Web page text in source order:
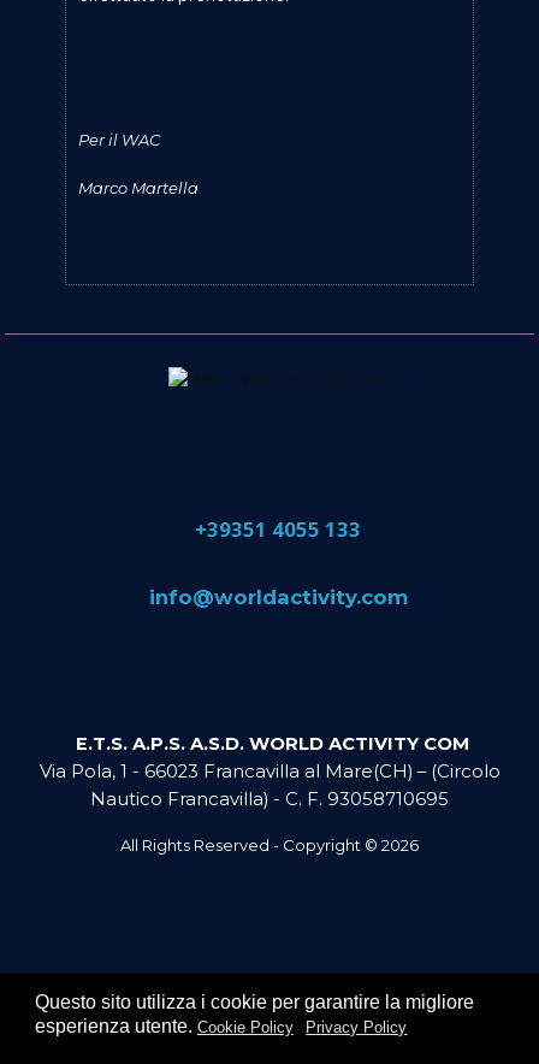
Questo sito utilizza i cookie per garantire la migliore
esperienza utente. Cookie Policy Privacy Policy
Per il WAC
Marco Martella
​+39351 4055 133
​info@​worldactivity.com
E.T.S. A.P.S. A.S.D. WORLD ACTIVITY COM
Via Pola, 1 - 66023 Francavilla al Mare(CH) – (Circolo
Nautico Francavilla) - C. F. 93058710695
All Rights Reserved - Copyright © 2026